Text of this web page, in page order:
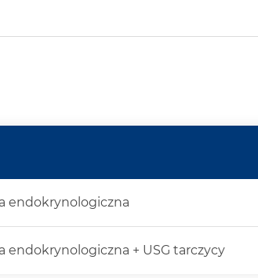
endokrynologiczna
endokrynologiczna + USG tarczycy